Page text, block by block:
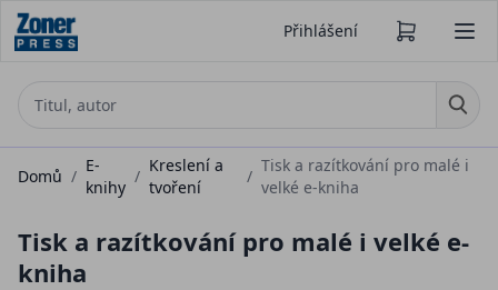
Přihlášení
Domů /
E-
knihy
/
Kreslení a
tvoření
/
Tisk a razítkování pro malé i
velké e-kniha
Tisk a razítkování pro malé i velké e-
kniha